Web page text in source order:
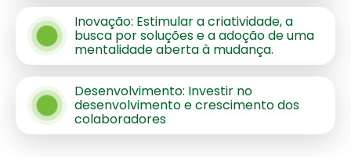
Inovação: Estimular a criatividade, a
busca por soluções e a adoção de uma
mentalidade aberta à mudança.
Desenvolvimento: Investir no
desenvolvimento e crescimento dos
colaboradores